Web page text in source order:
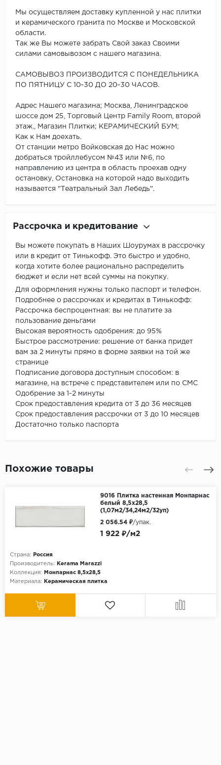
Мы осуществляем доставку купленной у нас плитки
и керамического гранита по Москве и Московской
области.
Так же Вы можете забрать Свой заказ Своими
силами самовывозом с нашего магазина.
САМОВЫВОЗ ПРОИЗВОДИТСЯ С ПОНЕДЕЛЬНИКА
ПО ПЯТНИЦУ С 10-30 ДО 20-30 ЧАСОВ.
Адрес Нашего магазина; Москва, Ленинградское
шоссе дом 25, Торговый Центр Family Room, второй
этаж., Магазин Плитки; КЕРАМИЧЕСКИЙ БУМ;
Как к Нам доехать.
От станции метро Войковская до Нас можно
добраться тройллебусом №43 или №6, по
направлению из центра в область проехав одну
остановку, Остановка на которой надо выходить
называется "Театральный Зал Лебедь".
Рассрочка и кредитование
Вы можете покупать в Наших Шоурумах в рассрочку
или в кредит от Тинькофф. Это быстро и удобно,
когда хотите более рационально распределить
бюджет и если нет всей суммы на покупку.
Для оформления нужны только паспорт и телефон.
Подробнее о рассрочках и кредитах в Тинькофф:
Рассрочка беспроцентная: вы не платите за
пользование деньгами
Высокая вероятность одобрения: до 95%
Быстрое рассмотрение: решение от банка придет
вам за 2 минуты прямо в форме заявки на той же
странице
Подписание договора доступным способом: в
магазине, на встрече с представителем или по СМС
Одобрение за 1-2 минуты
Срок предоставления кредита от 3 до 36 месяцев
Срок предоставления рассрочки от 3 до 10 месяцев
Достаточно только паспорта
Похожие товары
9016 Плитка настенная Монпарнас
белый 8,5х28,5
(1,07м2/34,24м2/32уп)
Страна:
Россия
Производитель:
Kerama Marazzi
Коллекция:
Монпарнас 8,5х28,5
Материала:
Керамическая плитка
1 922 ₽/м2
2 056.54 ₽/упак.